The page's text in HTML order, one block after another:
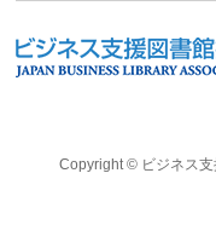
Copyright © ビジネス